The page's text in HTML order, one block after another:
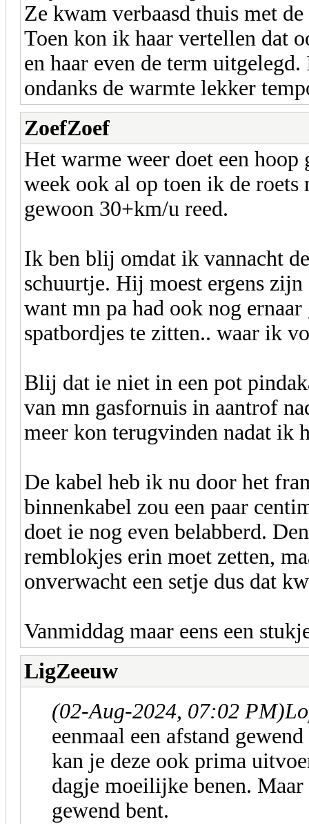
Ze kwam verbaasd thuis met
Toen kon ik haar vertellen dat
en haar even de term
ondanks de warmte lekker
ZoefZoef
Het warme weer doet een
week ook al op toen ik de
gewoon 30+km/u reed.
Ik ben blij omdat ik vannacht
schuurtje. Hij moest ergens
want mn pa had ook nog
spatbordjes te zitten.. waar ik
Blij dat ie niet in een pot
van mn gasfornuis in aantrof
meer kon terugvinden nadat ik
De kabel heb ik nu door het
binnenkabel zou een paar
doet ie nog even belabberd.
remblokjes erin moet zetten,
onverwacht een setje dus dat
Vanmiddag maar eens een
LigZeeuw
(02-Aug-2024, 07:02 PM)
eenmaal een afstand
kan je deze ook prima
dagje moeilijke benen.
gewend bent.